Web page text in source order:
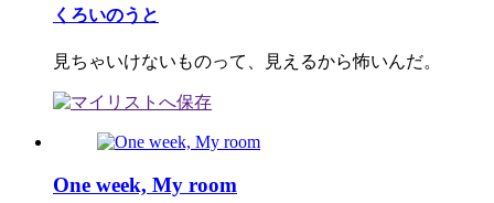
くろいのうと
見ちゃいけないものって、見えるから怖いんだ。
One week, My room